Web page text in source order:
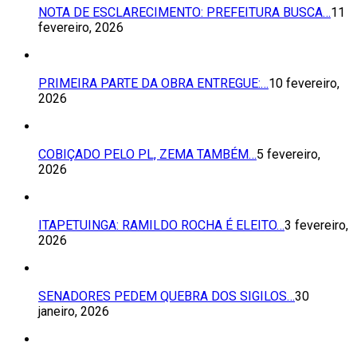
NOTA DE ESCLARECIMENTO: PREFEITURA BUSCA…11
fevereiro, 2026
PRIMEIRA PARTE DA OBRA ENTREGUE:…10 fevereiro,
2026
COBIÇADO PELO PL, ZEMA TAMBÉM…5 fevereiro,
2026
ITAPETUINGA: RAMILDO ROCHA É ELEITO…3 fevereiro,
2026
SENADORES PEDEM QUEBRA DOS SIGILOS…30
janeiro, 2026